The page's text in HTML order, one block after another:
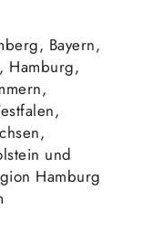
Bayern,
Hamburg,
und
Hamburg